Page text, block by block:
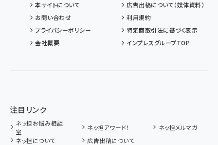
本サイトについて
広告出稿について（媒体資料）
お問い合わせ
利用規約
プライバシーポリシー
特定商取引法に基づく表示
会社概要
インプレスグループTOP
注目リンク
ネッ担お悩み相談
室
ネッ担アワード！
ネッ担メルマガ
ネッ担について
広告出稿について